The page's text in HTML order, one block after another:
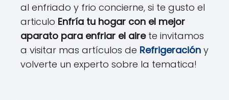
al enfriado y frio concierne, si te gusto el
articulo Enfría tu hogar con el mejor
aparato para enfriar el airete invitamos
a visitar mas artículos de Refrigeración y
volverte un experto sobre la tematica!